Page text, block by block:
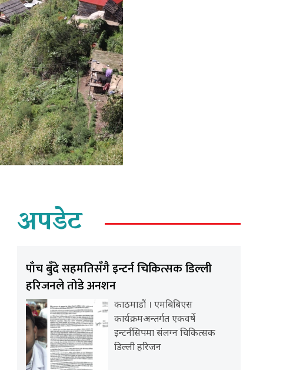
अपडेट
पाँच बुँदे सहमतिसँगै इन्टर्न चिकित्सक डिल्ली
हरिजनले तोडे अनशन
काठमाडौं । एमबिबिएस
कार्यक्रमअन्तर्गत एकवर्षे
इन्टर्नसिपमा संलग्न चिकित्सक
डिल्ली हरिजन